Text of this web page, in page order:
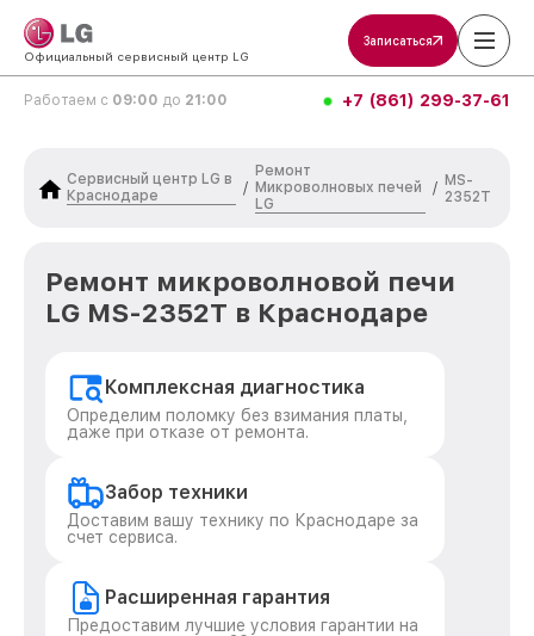
Официальный сервисный центр LG
Записаться
Работаем с 09:00 до 21:00 +7 (861) 299-37-61
Сервисный центр LG в
Краснодаре
/
Ремонт
Микроволновых печей
LG
/ MS-
2352T
Ремонт микроволновой печи
LG MS-2352T в Краснодаре
Комплексная диагностика
Определим поломку без взимания платы,
даже при отказе от ремонта.
Забор техники
Доставим вашу технику по Краснодаре за
счет сервиса.
Расширенная гарантия
Предоставим лучшие условия гарантии на